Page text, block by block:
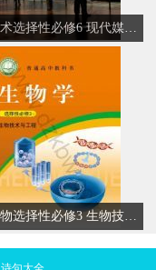
高三美术选择性必修6 现代媒体艺术
高三生物选择性必修3 生物技术与工程